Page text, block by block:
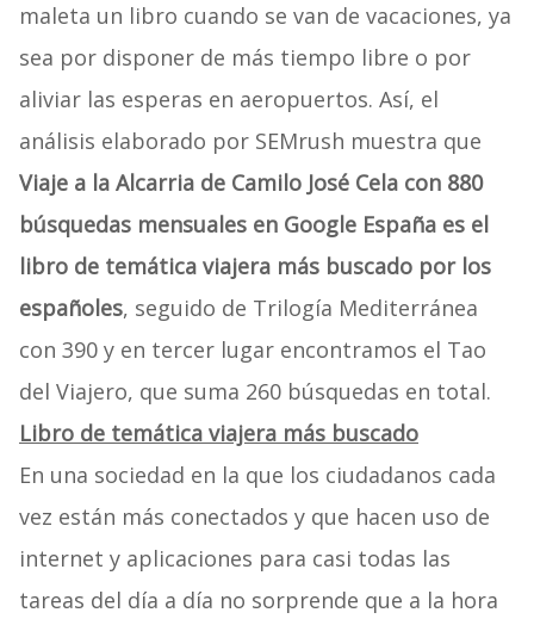
maleta un libro cuando se van de vacaciones, ya
sea por disponer de más tiempo libre o por
aliviar las esperas en aeropuertos. Así, el
análisis elaborado por SEMrush muestra que
Viaje a la Alcarria de Camilo José Cela con 880
búsquedas mensuales en Google España es el
libro de temática viajera más buscado por los
españoles, seguido de Trilogía Mediterránea
con 390 y en tercer lugar encontramos el Tao
del Viajero, que suma 260 búsquedas en total.
Libro de temática viajera más buscado
En una sociedad en la que los ciudadanos cada
vez están más conectados y que hacen uso de
internet y aplicaciones para casi todas las
tareas del día a día no sorprende que a la hora